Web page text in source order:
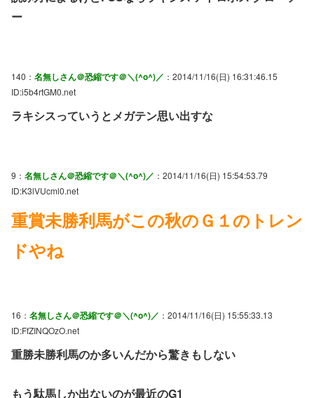
ー
140： 名無しさん＠恐縮です＠＼(^o^)／ ：2014/11/16(日) 16:31:46.15
ID:i5b4rtGM0.net
ラキシスっていうとメガテン思い出すな
9： 名無しさん＠恐縮です＠＼(^o^)／ ：2014/11/16(日) 15:54:53.79
ID:K3lVUcml0.net
重賞未勝利馬がこの秋のＧ１のトレン
ドやね
16： 名無しさん＠恐縮です＠＼(^o^)／ ：2014/11/16(日) 15:55:33.13
ID:FfZINQOzO.net
重勝未勝利馬のか多いんだから驚きもしない
もう駄馬しか出ないのが最近のG1